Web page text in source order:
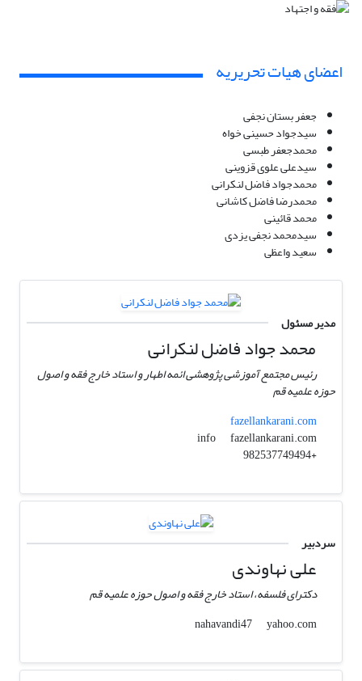
اعضای هیات تحریریه
جعفر بستان نجفی
سیدجواد حسینی خواه
محمدجعفر طبسی
سیدعلی علوی قزوینی
محمدجواد فاضل لنکرانی
محمدرضا فاضل کاشانی
محمد قائینی
سیدمحمد نجفی یزدی
سعید واعظی
مدیر مسئول
محمد جواد فاضل لنکرانی
رئیس مجتمع آموزشی پژوهشی ائمه اطهار و استاد خارج فقه و اصول
حوزه علمیه قم
fazellankarani.com
info
fazellankarani.com
+982537749494
سردبیر
علی نهاوندی
دکترای فلسفه، استاد خارج فقه و اصول حوزه علمیه قم
nahavandi47
yahoo.com